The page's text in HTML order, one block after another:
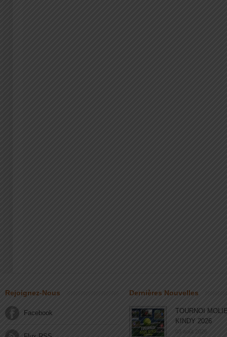
Rejoignez-Nous
Facebook
Dernières Nouvelles
TOURNOI
KINDY 2026
03 août 2026